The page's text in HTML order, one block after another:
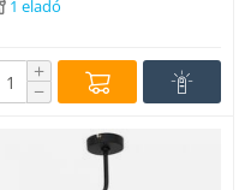
1 eladó
+
−